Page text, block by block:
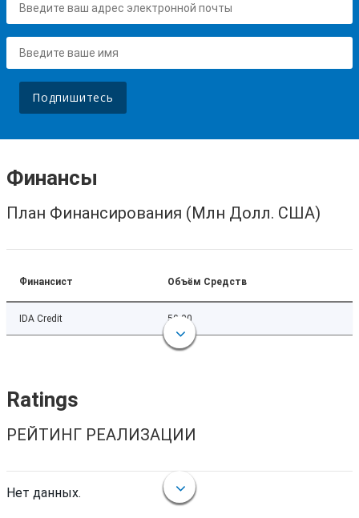
Подпишитесь
Финансы
План Финансирования (Млн Долл. США)
Финансист Объём Средств
IDA Credit 50.00
Ratings
РЕЙТИНГ РЕАЛИЗАЦИИ
Нет данных.